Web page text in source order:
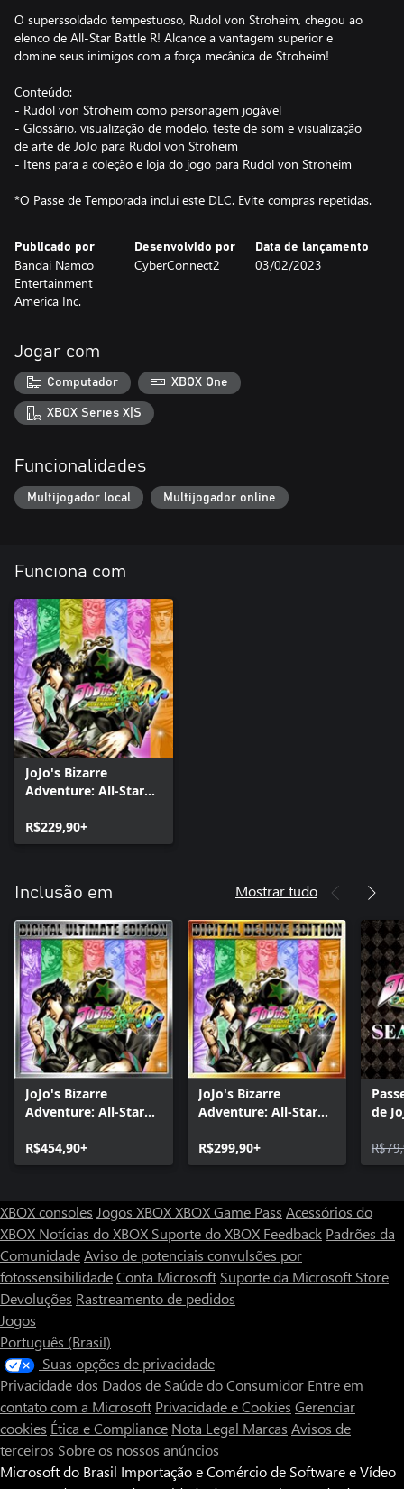
O superssoldado tempestuoso, Rudol von Stroheim, chegou ao
elenco de All-Star Battle R! Alcance a vantagem superior e
domine seus inimigos com a força mecânica de Stroheim!
Conteúdo:
- Rudol von Stroheim como personagem jogável
- Glossário, visualização de modelo, teste de som e visualização
de arte de JoJo para Rudol von Stroheim
- Itens para a coleção e loja do jogo para Rudol von Stroheim
*O Passe de Temporada inclui este DLC. Evite compras repetidas.
Publicado por
Bandai Namco
Entertainment
America Inc.
Desenvolvido por
CyberConnect2
Data de lançamento
03/02/2023
Jogar com
Computador XBOX One
XBOX Series X|S
Funcionalidades
Multijogador local Multijogador online
Funciona com
JoJo's Bizarre
Adventure: All-Star
R$229,90+
Inclusão em Mostrar tudo
JoJo's Bizarre
Adventure: All-Star
Edition
R$454,90+
JoJo's Bizarre
Adventure: All-Star
Deluxe
R$299,90+
de
XBOX consoles Jogos XBOXXBOX Game Pass Acessórios do
XBOX Notícias do XBOX Suporte do XBOX Feedback Padrões da
ComunidadeAviso de potenciais convulsões por
fotossensibilidadeConta Microsoft Suporte da Microsoft Store
Devoluções Rastreamento de pedidos
Jogos
Português (Brasil)
Suas opções de privacidade
Privacidade dos Dados de Saúde do Consumidor Entre em
contato com a Microsoft Privacidade e Cookies Gerenciar
cookies Ética e Compliance Nota Legal Marcas Avisos de
terceiros Sobre os nossos anúncios
Microsoft do Brasil Importação e Comércio de Software e Vídeo